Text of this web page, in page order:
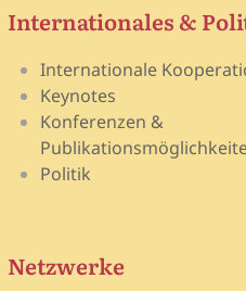
Internationales &
Internationale
Keynotes
Konferenzen &
Politik
Netzwerke